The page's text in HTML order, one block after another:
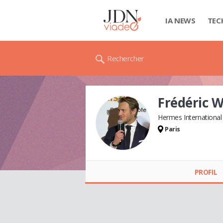
IA NEWS
Rechercher
Frédéric
WINTZENRIETH
Frédéric
Hermes International
Paris
PROFIL